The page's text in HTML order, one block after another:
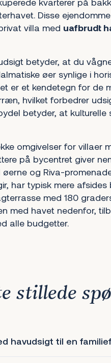
Disse
villa med uafbrudt
betyder, at du
øer synlige i
er et kendetegn for de
hvilket forbedrer
betyder, at
omgivelser for villaer
på bycentret giver
og Riva-
har typisk mere
med 180
med havet nedenfor,
alle budgetter.
stillede
havudsigt til en